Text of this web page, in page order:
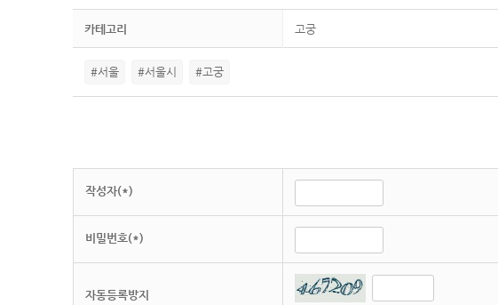
카테고리 고궁
#서울 #서울시 #고궁
작성자(*)
비밀번호(*)
자동등록방지